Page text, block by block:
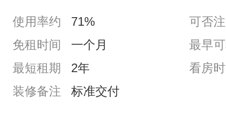
使用率约 71%
可否
免租时间
一个月
最早
最短租期
2年
看房
装修备注
标准交付